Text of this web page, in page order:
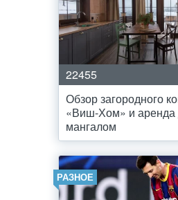
22455
Обзор загородного
«Виш-Хом» и аренда
мангалом
РАЗНОЕ